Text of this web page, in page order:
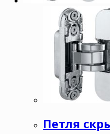
Петля